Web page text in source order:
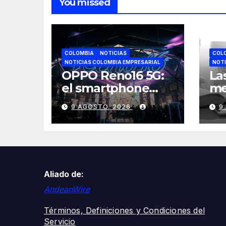
You missed
COLOMBIA
NOTICIAS
NOTICIAS COLOMBIA EMPRESARIAL
OPPO Reno16 5G:
el smartphone
diseñado para
creadores de
contenido
9 AGOSTO, 2026 9
Aliado de:
AndeanWire
Términos, Definiciones y Condiciones del
Servicio